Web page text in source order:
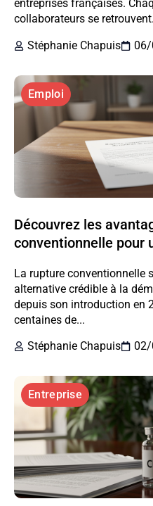
entreprises françaises.
collaborateurs se
Stéphanie Chapuis
Emploi
Découvrez les
conventionnelle pour
La rupture conventionnelle
alternative crédible à la
depuis son introduction en
centaines de...
Stéphanie Chapuis
Entreprise